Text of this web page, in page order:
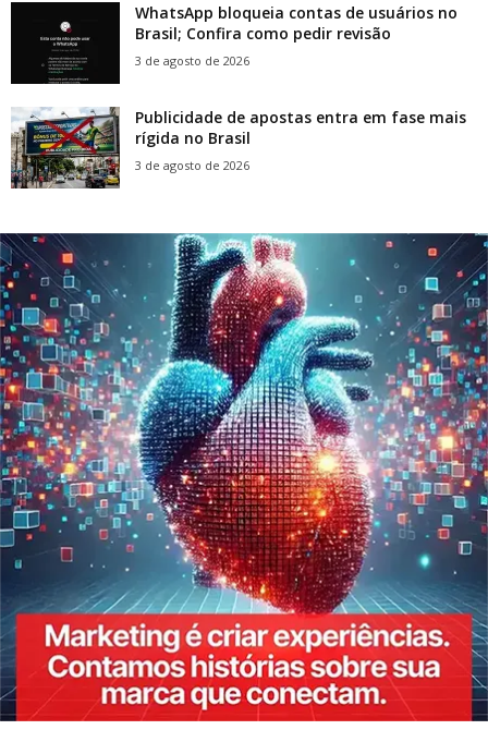
WhatsApp bloqueia contas de usuários no
Brasil; Confira como pedir revisão
3 de agosto de 2026
Publicidade de apostas entra em fase mais
rígida no Brasil
3 de agosto de 2026